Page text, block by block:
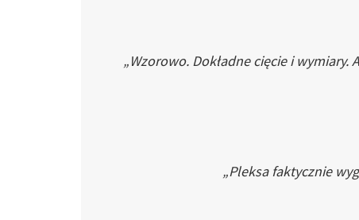
„Wzorowo. Dokładne cięcie i
„Pleksa faktycznie